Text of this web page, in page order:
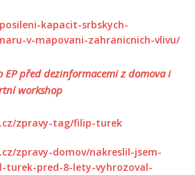
kapacit-srbskych-
v-mapovani-zahranicnich-vlivu/
EP před dezinformacemi z domova i
workshop
zpravy-tag/filip-turek
zpravy-domov/nakreslil-jsem-
turek-pred-8-lety-vyhrozoval-